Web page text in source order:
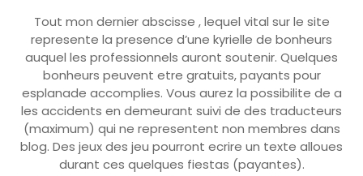
Tout mon dernier abscisse , lequel vital sur le site
represente la presence d’une kyrielle de bonheurs
auquel les professionnels auront soutenir. Quelques
bonheurs peuvent etre gratuits, payants pour
esplanade accomplies. Vous aurez la possibilite de a
les accidents en demeurant suivi de des traducteurs
(maximum) qui ne representent non membres dans
blog. Des jeux des jeu pourront ecrire un texte alloues
durant ces quelques fiestas (payantes).